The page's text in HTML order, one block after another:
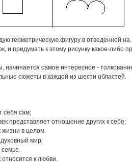
геометрическую фигуру в отведенной на
и придумать к этому рисунку какое-либо
начинается самое интересное -
сюжеты в каждой из шести областей.
себя сам;
представляет отношение других к себе;
жизни в целом.
духовный мир.
относится к любви.